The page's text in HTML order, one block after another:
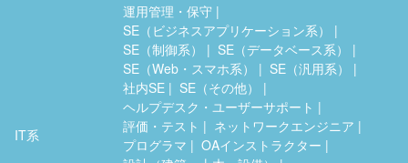
IT系
運用管理・保守
SE（ビジネスアプリケーション系）
SE（制御系）
SE（データベース系）
SE（Web・スマホ系）
SE（汎用系）
社内SE
SE（その他）
ヘルプデスク・ユーザーサポート
評価・テスト
ネットワークエンジニア
プログラマ
OAインストラクター